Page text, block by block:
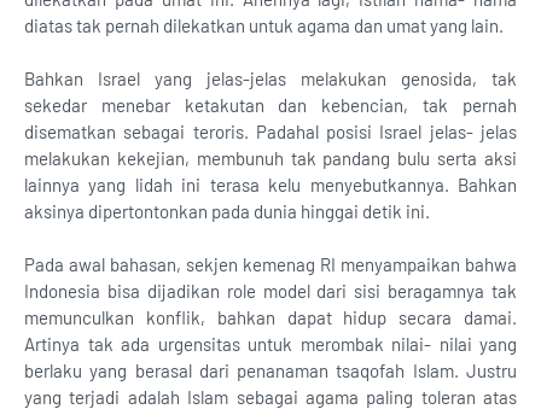
diatas tak pernah dilekatkan untuk agama dan umat yang lain.
Bahkan Israel yang jelas-jelas melakukan genosida, tak
sekedar menebar ketakutan dan kebencian, tak pernah
disematkan sebagai teroris. Padahal posisi Israel jelas- jelas
melakukan kekejian, membunuh tak pandang bulu serta aksi
lainnya yang lidah ini terasa kelu menyebutkannya. Bahkan
aksinya dipertontonkan pada dunia hinggai detik ini.
Pada awal bahasan, sekjen kemenag RI menyampaikan bahwa
Indonesia bisa dijadikan role model dari sisi beragamnya tak
memunculkan konflik, bahkan dapat hidup secara damai.
Artinya tak ada urgensitas untuk merombak nilai- nilai yang
berlaku yang berasal dari penanaman tsaqofah Islam. Justru
yang terjadi adalah Islam sebagai agama paling toleran atas